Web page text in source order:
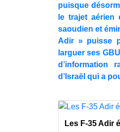
puisque
le trajet aérien
saoudien et
Adir » puisse
larguer ses
d’information
d’Israël qui a
Les F-35 Adir